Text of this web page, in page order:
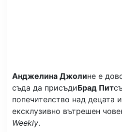
Анджелина Джолине е
съда да присъдиБрад Пит
попечителство над децата
ексклузивно вътрешен
Weekly.